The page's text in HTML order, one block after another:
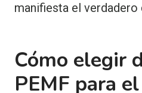
manifiesta el verdadero
Cómo elegir
PEMF para